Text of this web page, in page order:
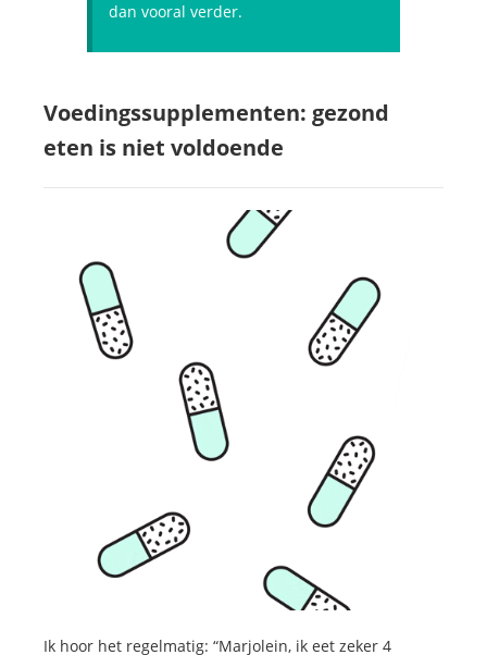
dan vooral verder.
Voedingssupplementen: gezond
eten is niet voldoende
Ik hoor het regelmatig: “Marjolein, ik eet zeker 4